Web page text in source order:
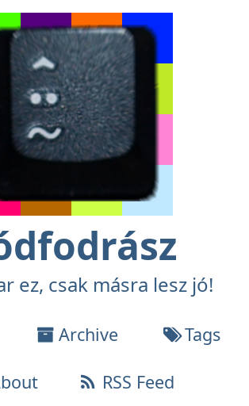
ez, csak másra lesz jó!
Archive Tags
RSS Feed